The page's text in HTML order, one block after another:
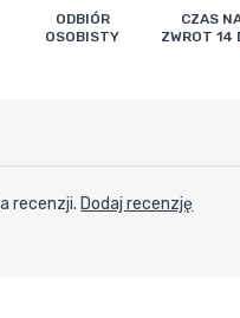
ODBIÓR
OSOBISTY
CZAS
ZWROT 14
recenzji. Dodaj recenzję